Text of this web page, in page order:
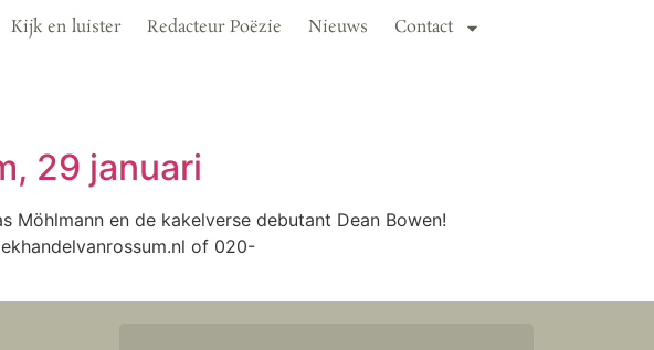
Kijk en luister Redacteur Poëzie Nieuws Contact
29 januari
Möhlmann en de kakelverse debutant Dean Bowen!
of 020-